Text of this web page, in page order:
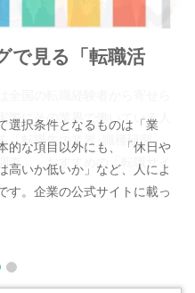
で見る「転職活
選択条件となるものは「業
的な項目以外にも、「休日や
高いか低いか」など、人によ
す。企業の公式サイトに載っ
打ち出しているケースが多
い点悪い[...]
研究
2